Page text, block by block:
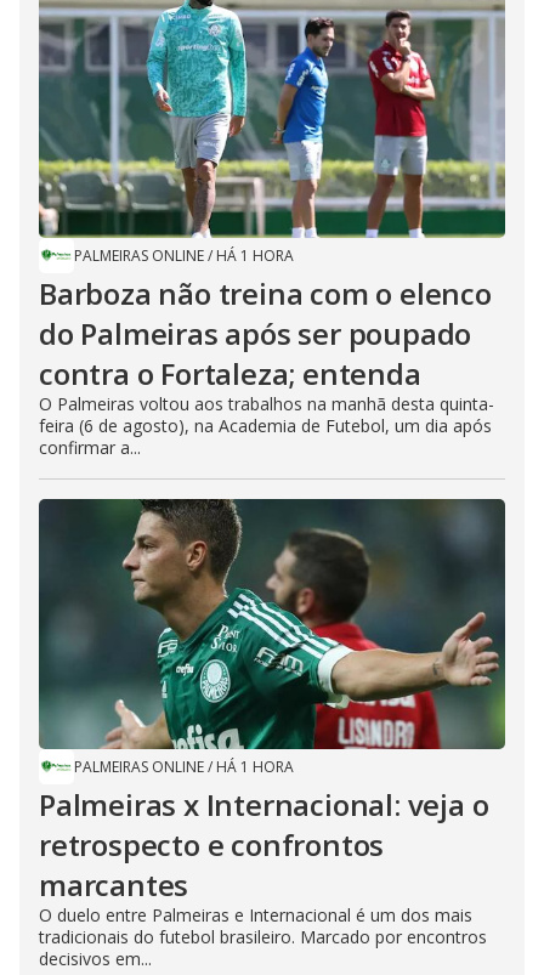
PALMEIRAS ONLINE/ HÁ 1 HORA
Barboza não treina com o elenco
do Palmeiras após ser poupado
contra o Fortaleza; entenda
O Palmeiras voltou aos trabalhos na manhã desta quinta-
feira (6 de agosto), na Academia de Futebol, um dia após
confirmar a...
PALMEIRAS ONLINE/ HÁ 1 HORA
Palmeiras x Internacional: veja o
retrospecto e confrontos
marcantes
O duelo entre Palmeiras e Internacional é um dos mais
tradicionais do futebol brasileiro. Marcado por encontros
decisivos em...